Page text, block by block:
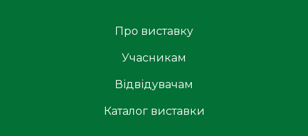
Про виставку
Учасникам
Відвідувачам
Каталог виставки